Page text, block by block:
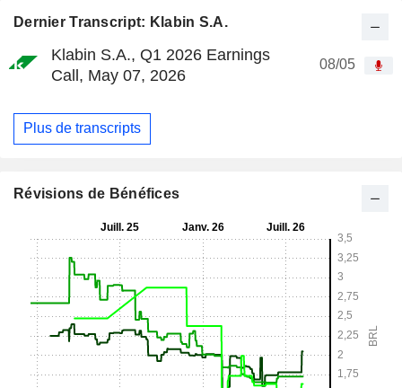
Dernier Transcript: Klabin S.A.
Klabin S.A., Q1 2026 Earnings
Call, May 07, 2026
08/05
Plus de transcripts
Révisions de Bénéfices